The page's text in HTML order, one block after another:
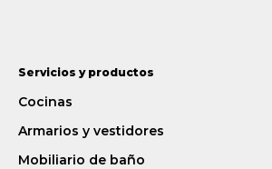
Servicios y productos
Cocinas
Armarios y vestidores
Mobiliario de baño